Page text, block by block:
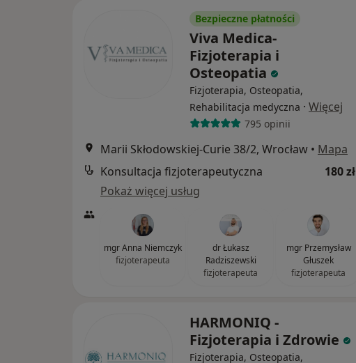
Bezpieczne płatności
Viva Medica-
Fizjoterapia i
Osteopatia
Fizjoterapia, Osteopatia,
Rehabilitacja medyczna · Więcej
795 opinii
Marii Skłodowskiej-Curie 38/2, Wrocław • Mapa
Konsultacja fizjoterapeutyczna
180 zł
Pokaż więcej usług
mgr Anna Niemczyk
fizjoterapeuta
dr Łukasz
Radziszewski
fizjoterapeuta
mgr Przemysław
Głuszek
fizjoterapeuta
HARMONIQ -
Fizjoterapia i Zdrowie
Fizjoterapia, Osteopatia,